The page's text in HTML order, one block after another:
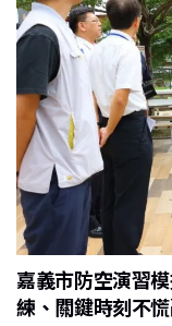
k
嘉義市防空演習
練、關鍵時刻不